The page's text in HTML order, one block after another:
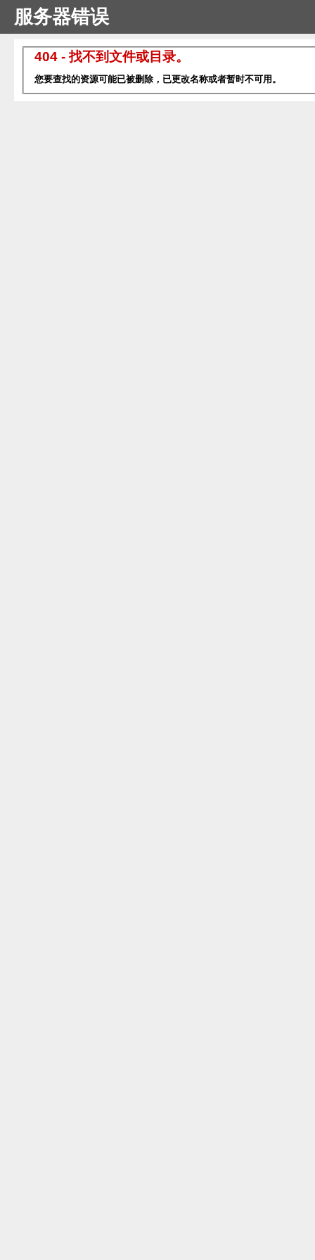
服务器错误
404 - 找不到文件或目录。
您要查找的资源可能已被删除，已更改名称或者暂时不可用。